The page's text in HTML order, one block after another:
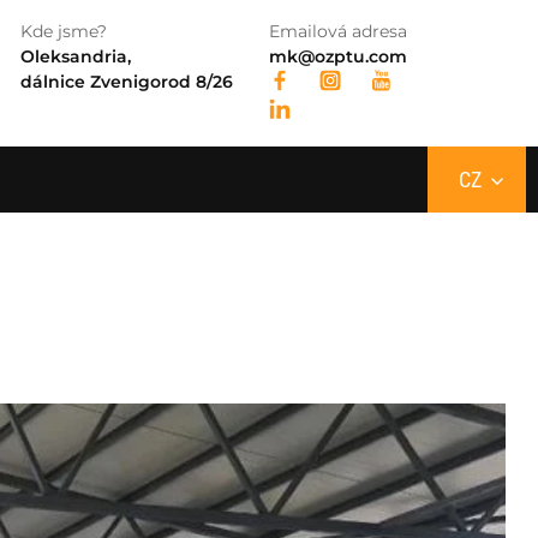
Kde jsme?
Oleksandria,
dálnice Zvenigorod 8/26
Emailová adresa
mk@ozptu.com
CZ
RU